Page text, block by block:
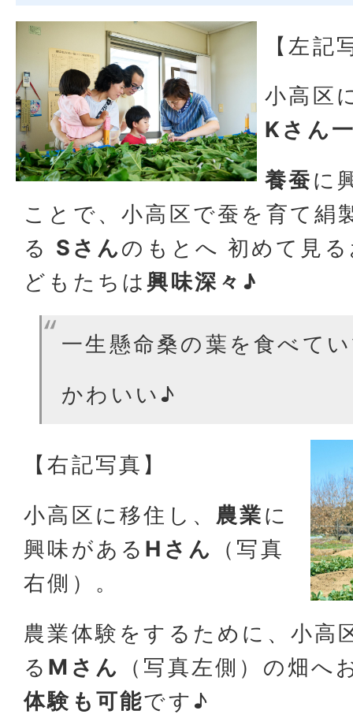
【左記
小高区
Kさん
養蚕に
ことで、小高区で蚕を育て絹
る Sさんのもとへ 初めて見
どもたちは興味深々 ♪
一生懸命桑の葉を食べて
かわいい♪
【右記写真】
小高区に移住し、 農業に
興味がある Hさん
（写真
右側）。
農業体験をするために、小高
る Mさん
（写真左側）の畑へ
体験も可能です♪